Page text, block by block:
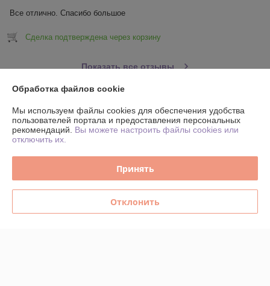
Все отлично. Спасибо большое
Сделка подтверждена через корзину
Показать все отзывы
О нас
Контакты
График работы
Обработка файлов cookie
Мы используем файлы cookies для обеспечения удобства
пользователей портала и предоставления персональных
рекомендаций. Вы можете настроить файлы cookies или
отключить их.
Принять
Отклонить